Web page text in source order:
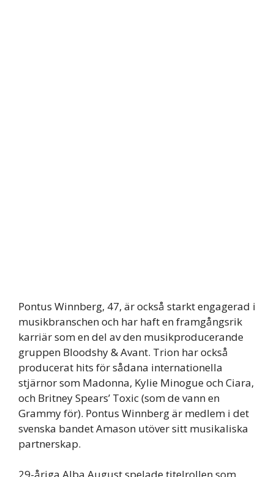
Pontus Winnberg, 47, är också starkt engagerad i
musikbranschen och har haft en framgångsrik
karriär som en del av den musikproducerande
gruppen Bloodshy & Avant. Trion har också
producerat hits för sådana internationella
stjärnor som Madonna, Kylie Minogue och Ciara,
och Britney Spears’ Toxic (som de vann en
Grammy för). Pontus Winnberg är medlem i det
svenska bandet Amason utöver sitt musikaliska
partnerskap.